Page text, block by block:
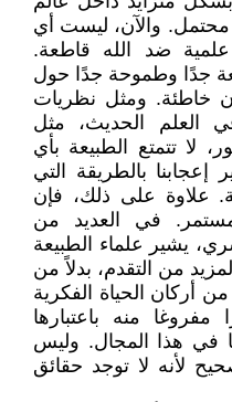
محتمل. والآن، ليست أي
ضد الله قاطعة.
جدًا وطموحة جدًا حول
خاطئة. ومثل نظريات
العلم الحديث، مثل
لا تتمتع الطبيعة بأي
بالطريقة التي
علاوة على ذلك، فإن
في العديد من
يشير علماء الطبيعة
من التقدم، بدلاً من
أركان الحياة الفكرية
مفروغا منه باعتبارها
في هذا المجال. وليس
لأنه لا توجد حقائق